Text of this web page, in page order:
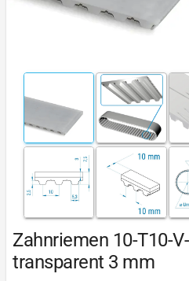
Zahnriemen 10-T10-
transparent 3 mm